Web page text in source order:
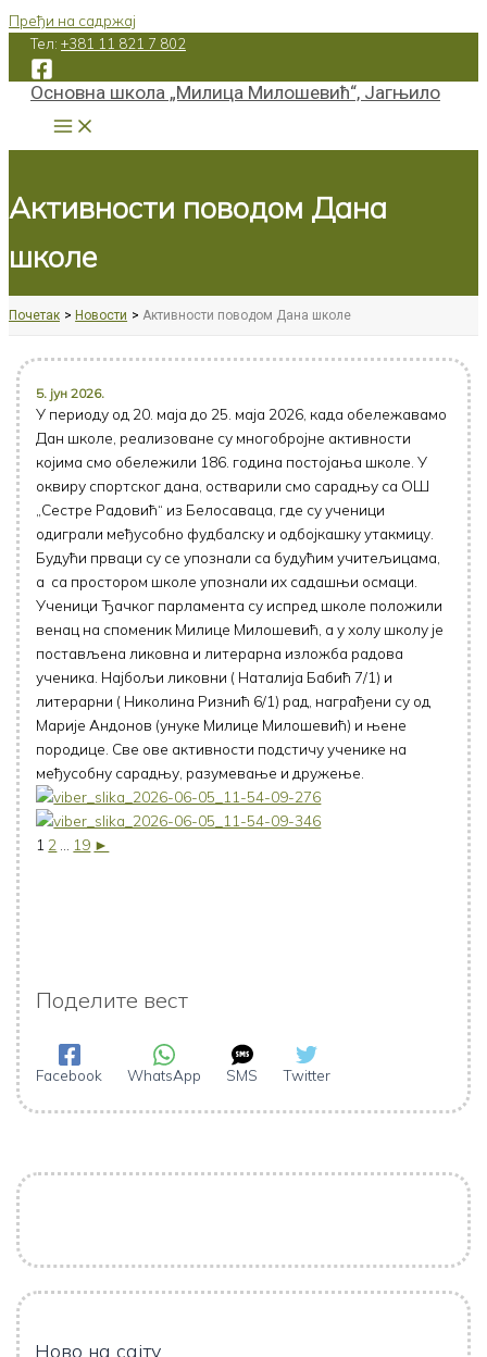
Пређи на садржај
Тел: +381 11 821 7 802
Основна школа „Милица Милошевић“, Јагњило
Активности поводом Дана
школе
Почетак Новости Активности поводом Дана школе
5. јун 2026.
У периоду од 20. маја до 25. маја 2026, када обележавамо
Дан школе, реализоване су многобројне активности
којима смо обележили 186. година постојања школе. У
оквиру спортског дана, остварили смо сарадњу са ОШ
„Сестре Радовић“ из Белосаваца, где су ученици
одиграли међусобно фудбалску и одбојкашку утакмицу.
Будући прваци су се упознали са будућим учитељицама,
а са простором школе упознали их садашњи осмаци.
Ученици Ђачког парламента су испред школе положили
венац на споменик Милице Милошевић, а у холу школу је
постављена ликовна и литерарна изложба радова
ученика. Најбољи ликовни ( Наталија Бабић 7/1) и
литерарни ( Николина Ризнић 6/1) рад, награђени су од
Марије Андонов (унуке Милице Милошевић) и њене
породице. Све ове активности подстичу ученике на
међусобну сарадњу, разумевање и дружење.
1 2 19 ►
Поделите вест
Facebook WhatsApp SMS Twitter
Ново на сајту